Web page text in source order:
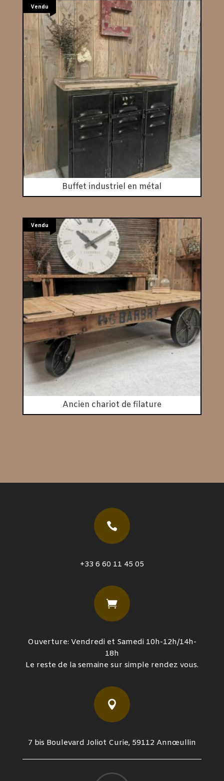
Vendu
Buffet industriel en métal
Vendu
Ancien chariot de filature

+33 6 60 11 45 05

Ouverture: Vendredi et Samedi 10h-12h/14h-
18h
Le reste de la semaine sur simple rendez vous.

7 bis Boulevard Joliot Curie, 59112 Annœullin